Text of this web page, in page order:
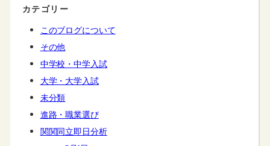
カテゴリー
このブログについて
その他
中学校・中学入試
大学・大学入試
未分類
進路・職業選び
関関同立即日分析